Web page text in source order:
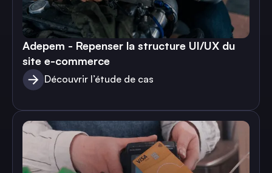
Adepem - Repenser la structure UI/UX du
site e-commerce
Découvrir l’étude de cas